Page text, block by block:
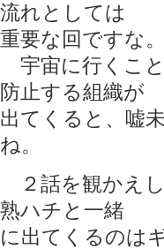
流れとしては
重要な回ですな。
宇宙に行くこ
防止する組織が
出てくると、嘘
ね。
２話を観かえ
熟ハチと一緒
に出てくるのは